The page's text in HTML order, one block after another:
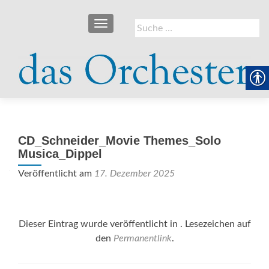
Suche
nach:
SCHALTE NAVIGATION
CD_Schneider_Movie Themes_Solo
Musica_Dippel
Veröffentlicht am 17. Dezember 2025
Dieser Eintrag wurde veröffentlicht in . Lesezeichen auf
den Permanentlink.